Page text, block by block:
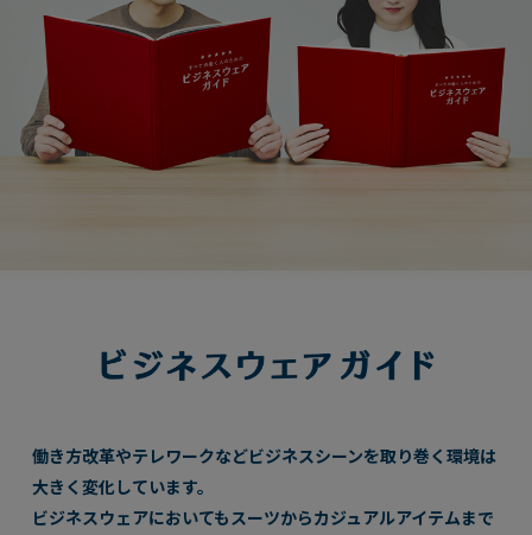
働き方改革やテレワークなどビジネスシーンを取り巻く環境は
大きく変化しています。
ビジネスウェアにおいてもスーツからカジュアルアイテムまで